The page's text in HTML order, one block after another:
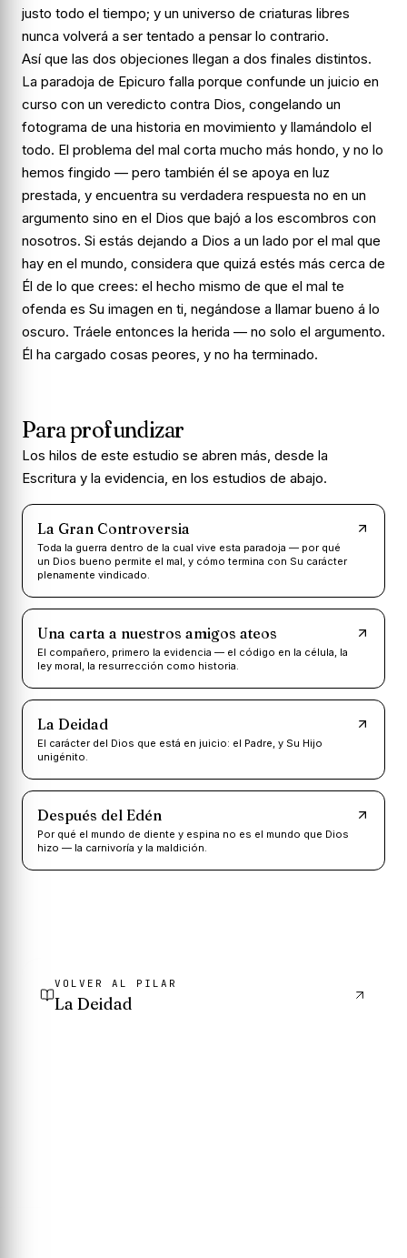
justo todo el tiempo; y un universo de criaturas libres
nunca volverá a ser tentado a pensar lo contrario.
Así que las dos objeciones llegan a dos finales distintos.
La paradoja de Epicuro falla porque confunde un juicio en
curso con un veredicto contra Dios, congelando un
fotograma de una historia en movimiento y llamándolo el
todo. El problema del mal corta mucho más hondo, y no lo
hemos fingido — pero también él se apoya en luz
prestada, y encuentra su verdadera respuesta no en un
argumento sino en el Dios que bajó a los escombros con
nosotros. Si estás dejando a Dios a un lado por el mal que
hay en el mundo, considera que quizá estés más cerca de
Él de lo que crees: el hecho mismo de que el mal te
ofenda es Su imagen en ti, negándose a llamar bueno á lo
oscuro. Tráele entonces la herida — no solo el argumento.
Él ha cargado cosas peores, y no ha terminado.
Para profundizar
Los hilos de este estudio se abren más, desde la
Escritura y la evidencia, en los estudios de abajo.
La Gran Controversia
Toda la guerra dentro de la cual vive esta paradoja — por qué
un Dios bueno permite el mal, y cómo termina con Su carácter
plenamente vindicado.
Una carta a nuestros amigos ateos
El compañero, primero la evidencia — el código en la célula, la
ley moral, la resurrección como historia.
La Deidad
El carácter del Dios que está en juicio: el Padre, y Su Hijo
unigénito.
Después del Edén
Por qué el mundo de diente y espina no es el mundo que Dios
hizo — la carnivoría y la maldición.
VOLVER AL PILAR
La Deidad